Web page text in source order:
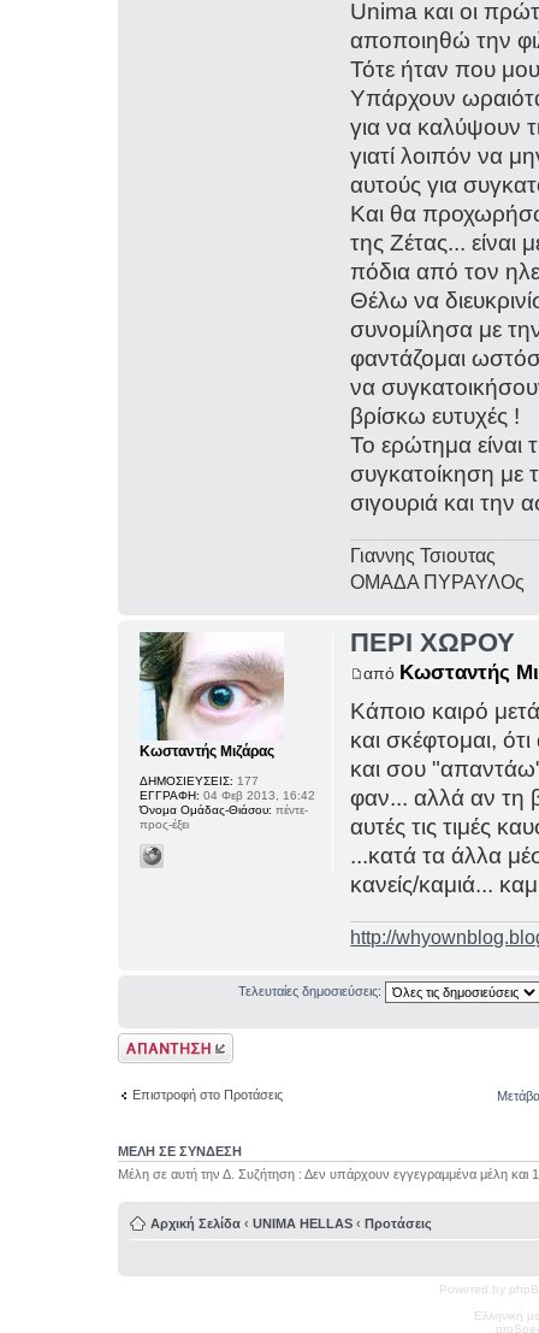
Unima και οι
αποποιηθώ την
Τότε ήταν που
Υπάρχουν
για να καλύψουν
γιατί λοιπόν να
αυτούς για
Και θα
της Ζέτας... είναι
πόδια από τον
Θέλω να
συνομίλησα με
φαντάζομαι
να
βρίσκω ευτυχές !
Το ερώτημα είναι
συγκατοίκηση με
σιγουριά και την
Γιαννης Τσιουτας
ΟΜΑΔΑ ΠΥΡΑΥΛΟς
ΠΕΡΙ ΧΩΡΟΥ
από Κωσταντής
Κάποιο καιρό
και σκέφτομαι,
και σου
φαν... αλλά αν τη
αυτές τις τιμές
...κατά τα άλλα
κανείς/καμιά...
http://
Κωσταντής Μιζάρας
ΔΗΜΟΣΙΕΥΣΕΙΣ: 177
ΕΓΓΡΑΦΗ: 04 Φεβ 2013, 16:42
Όνομα Ομάδας-Θιάσου: πέντε-
προς-έξει
Τελευταίες δημοσιεύσεις:
Δημιουργία
απάντησης
Επιστροφή στο Προτάσεις
ΜΕΛΗ ΣΕ ΣΥΝΔΕΣΗ
Μέλη σε αυτή την Δ. Συζήτηση : Δεν υπάρχουν εγγεγραμμένα μέλη και
Αρχική Σελίδα ‹ UNIMA HELLAS ‹ Προτάσεις
Powered by
Ελληνική
pro